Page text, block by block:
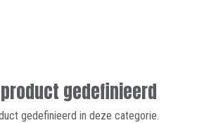
gedefinieerd
gedefinieerd in deze categorie.